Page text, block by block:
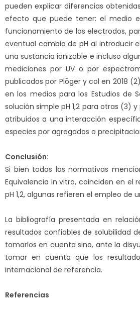
pueden explicar diferencias
efecto que puede tener: el medio
funcionamiento de los electrodos,
eventual cambio de pH al introducir
una sustancia ionizable e incluso
mediciones por UV o por
publicados por Plöger y col en 2018
en los medios para los Estudios de
solución simple pH 1,2 para otras (3)
atribuidos a una interacción
especies por agregados o
Conclusión:
Si bien todas las normativas
Equivalencia in vitro, coinciden en el
pH 1,2, algunas refieren el empleo
La bibliografía presentada en
resultados confiables de solubilidad
tomarlos en cuenta sino, ante la
tomar en cuenta que los
internacional de referencia.
Referencias